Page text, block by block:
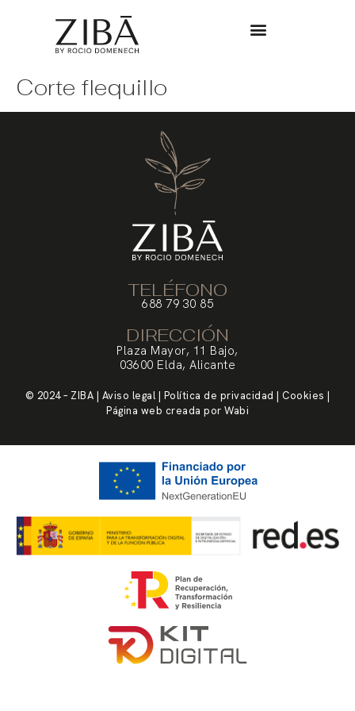
Corte flequillo
TELÉFONO
688 79 30 85
DIRECCIÓN
Plaza Mayor, 11 Bajo,
03600 Elda, Alicante
© 2024 – ZIBA | Aviso legal | Política de privacidad | Cookies |
Página web creada por Wabi